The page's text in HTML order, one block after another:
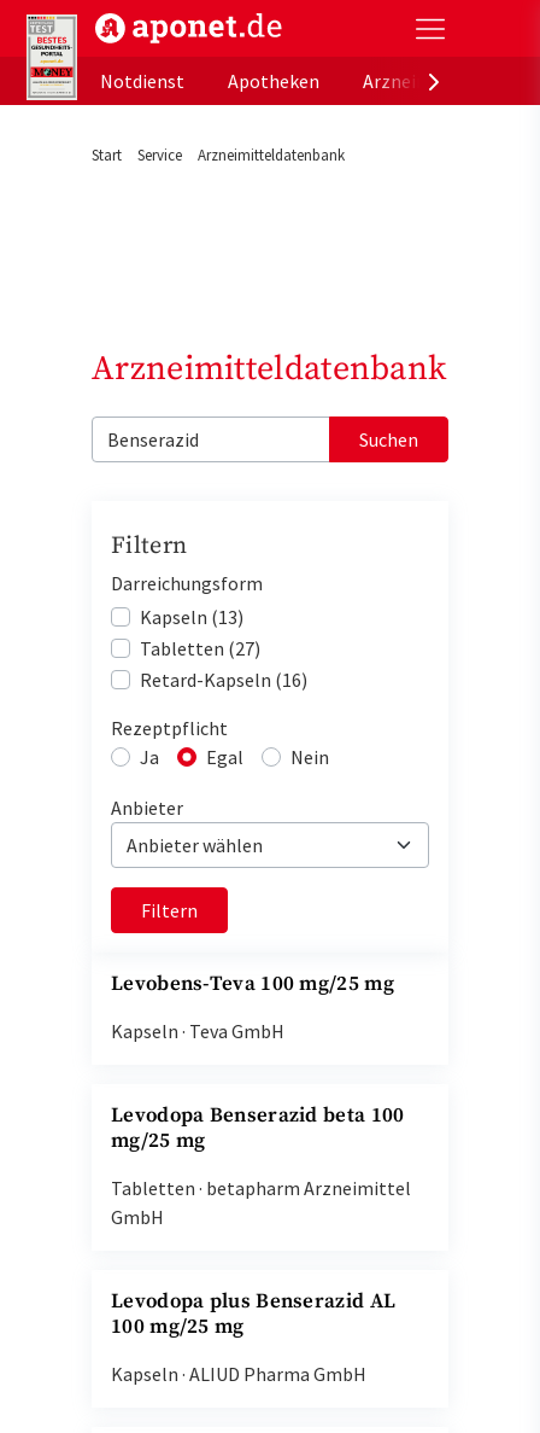
aponet.de - Das offizielle Gesundheitsportal der
Notdienst
Apotheken
Start Service Arzneimitteldatenbank
Arzneimitteldatenbank
Suchen
Filtern
Darreichungsform
Kapseln (13)
Tabletten (27)
Retard-Kapseln (16)
Rezeptpflicht
Ja
Egal Nein
Anbieter
Filtern
Levobens-Teva 100 mg/25 mg
Kapseln · Teva GmbH
Levodopa Benserazid beta 100
mg/25 mg
Tabletten · betapharm Arzneimittel
GmbH
Levodopa plus Benserazid AL
100 mg/25 mg
Kapseln · ALIUD Pharma GmbH